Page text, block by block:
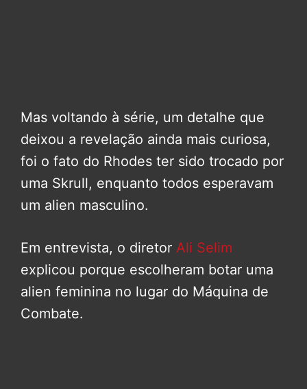
Mas voltando à série, um detalhe que
deixou a revelação ainda mais curiosa,
foi o fato do Rhodes ter sido trocado por
uma Skrull, enquanto todos esperavam
um alien masculino.
Em entrevista, o diretor Ali Selim
explicou porque escolheram botar uma
alien feminina no lugar do Máquina de
Combate.